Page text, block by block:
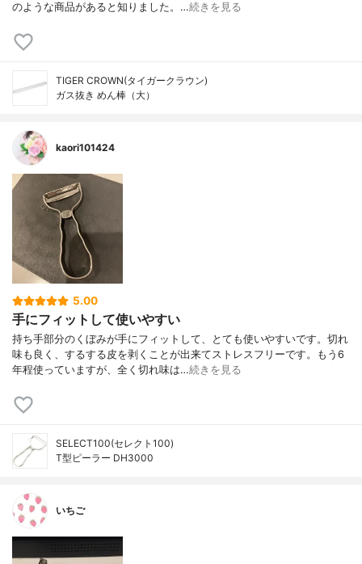
のような商品があると知りました。…続きを見る
TIGER CROWN(タイガークラウン)
ガス抜き めん棒（大）
kaori101424
5.00
手にフィットして使いやすい
持ち手部分のくぼみが手にフィットして、とても使いやすいです。切れ
味も良く、するする皮を剥くことが出来てストレスフリーです。もう6
年程使っていますが、全く切れ味は…続きを見る
SELECT100(セレクト100)
T型ピーラー DH3000
いちご